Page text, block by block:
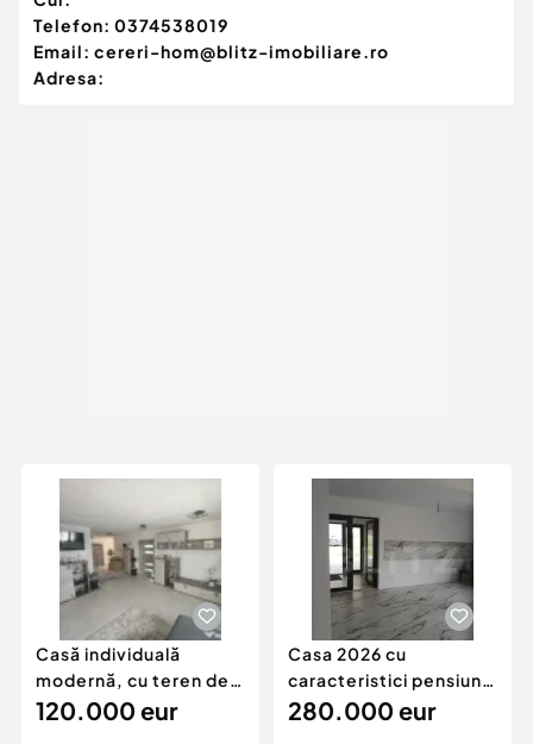
Telefon: 0374538019
Email: cereri-hom@blitz-imobiliare.ro
Adresa:
Casă individuală
modernă, cu teren de
1.356 mp – la doa
120.000 eur
Casa 2026 cu
caracteristici pensiune
280k
280.000 eur